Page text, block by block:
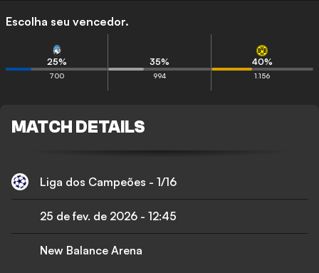
Escolha seu vencedor.
25%
700
35%
994
40%
1.156
MATCH DETAILS
Liga dos Campeões - 1/16
25 de fev. de 2026 - 12:45
New Balance Arena